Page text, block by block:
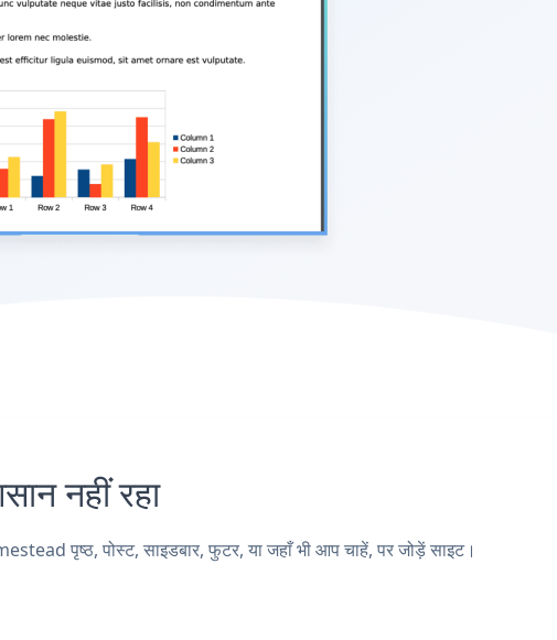
नहीं रहा
पृष्ठ, पोस्ट, साइडबार, फुटर, या जहाँ भी आप चाहें, पर जोड़ें साइट।